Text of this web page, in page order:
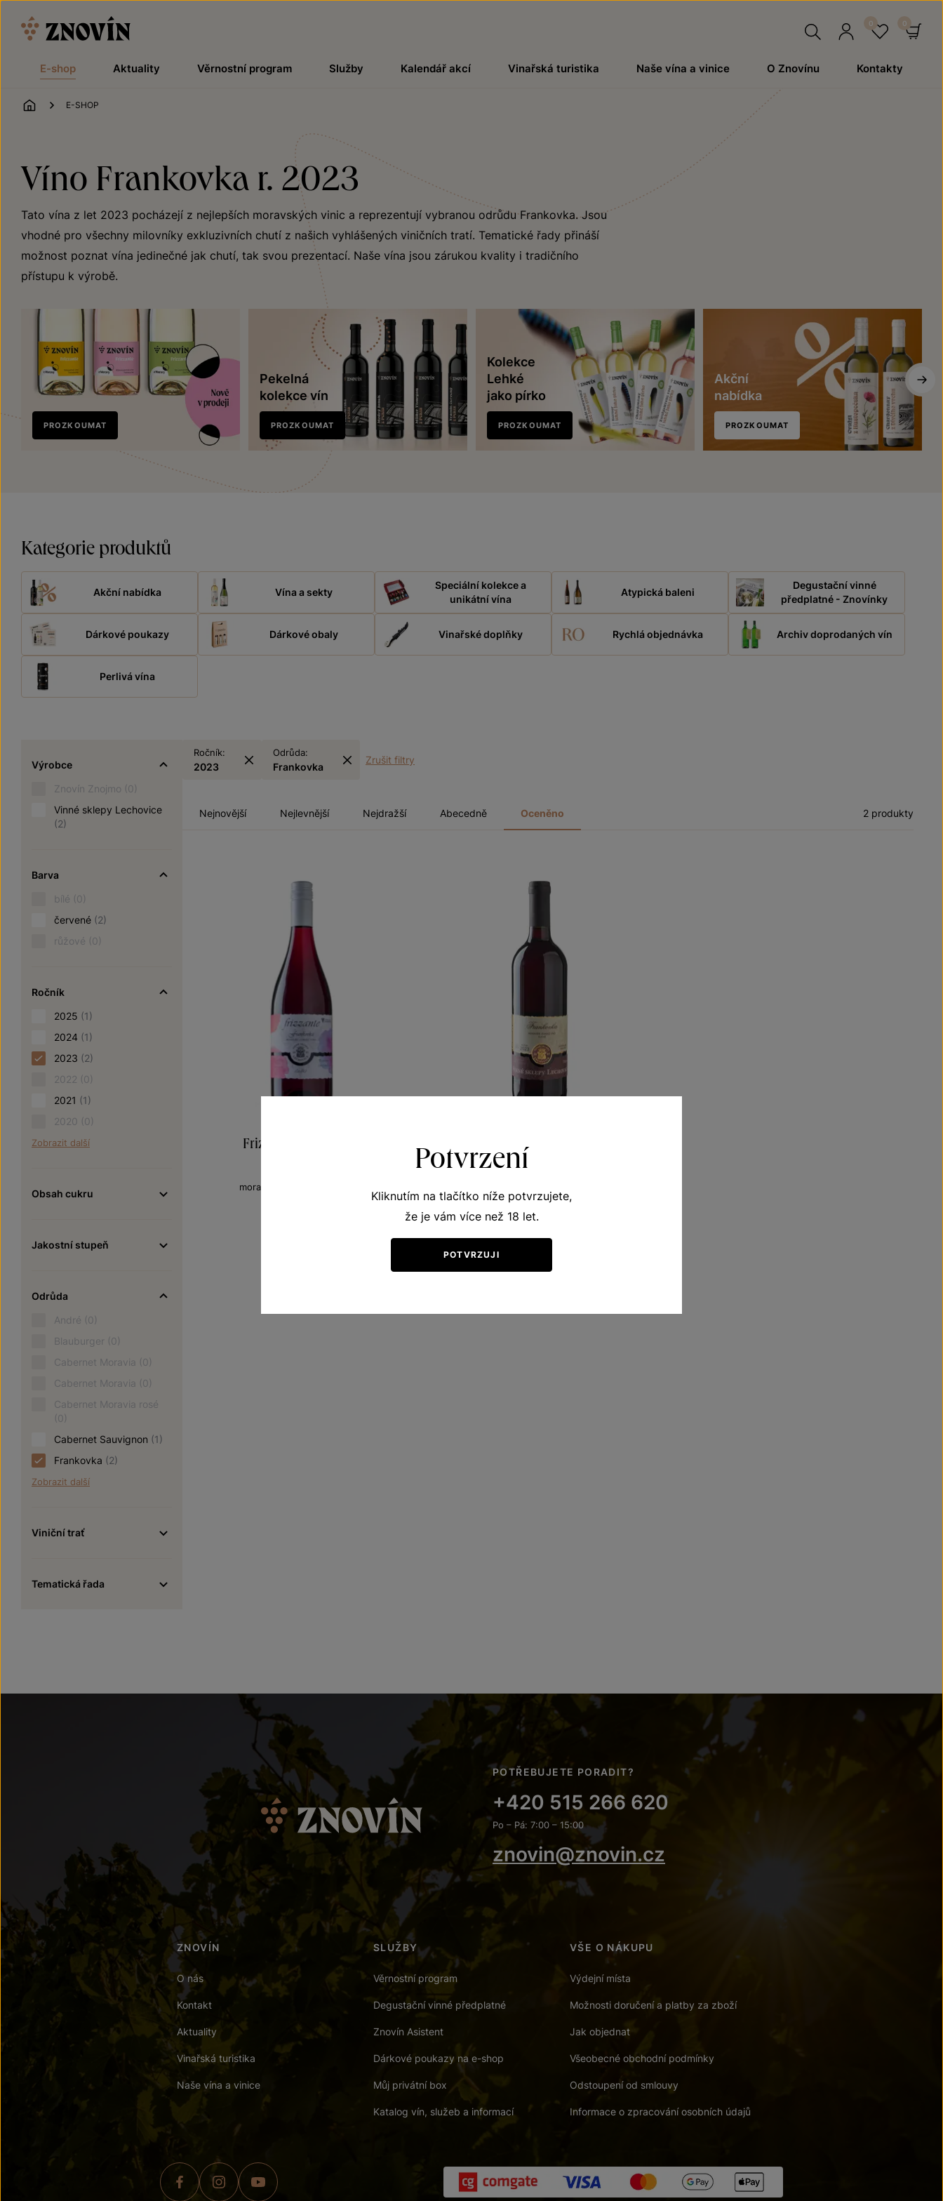
E-shop Aktuality Věrnostní program Služby Kalendář akcí Vinařská turistika Naše vína a vinice O Znovínu Kontakty
ÚVOD
E-SHOP
Víno Frankovka r. 2023
Tato vína z let 2023 pocházejí z nejlepších moravských vinic a reprezentují vybranou odrůdu Frankovka. Jsou
vhodné pro všechny milovníky exkluzivních chutí z našich vyhlášených viničních tratí. Tematické řady přináší
možnost poznat vína jedinečné jak chutí, tak svou prezentací. Naše vína jsou zárukou kvality i tradičního
přístupu k výrobě.
Nově
v prodeji
PROZKOUMAT
Pekelná
kolekce vín
PROZKOUMAT
Kolekce
Lehké
jako pírko
PROZKOUMAT
Akční
nabídka
PROZKOUMAT
Kategorie produktů
Akční nabídka Vína a sekty
Speciální kolekce a
unikátní vína
Atypická baleni
Degustační vinné
předplatné - Znovínky
Dárkové poukazy Dárkové obaly Vinařské doplňky Rychlá objednávka Archiv doprodaných vín
Perlivá vína
Výrobce
Znovín Znojmo (0)
Vinné sklepy Lechovice
(2)
Barva
bílé (0)
červené (2)
růžové (0)
Ročník
2025 (1)
2024 (1)
2023 (2)
2022 (0)
2021 (1)
2020 (0)
Zobrazit další
Obsah cukru
Jakostní stupeň
Odrůda
André (0)
Blauburger (0)
Cabernet Moravia (0)
Cabernet Moravia (0)
Cabernet Moravia rosé
(0)
Cabernet Sauvignon (1)
Frankovka (2)
Zobrazit další
Viniční trať
Tematická řada
Ročník:
2023
Odrůda:
Frankovka
Zrušit filtry
Nejnovější Nejlevnější Nejdražší Abecedně Oceněno 2 produkty
Frizzante Frankovka
moravské zemské víno 2023
Frankovka
Zemská vína z VS Lechovice
Šarže 2334
120
POTŘEBUJETE PORADIT?
+420 515 266 620
Po – Pá: 7:00 – 15:00
znovin@znovin.cz
ZNOVÍN
O nás
Kontakt
Aktuality
Vinařská turistika
Naše vína a vinice
SLUŽBY
Věrnostní program
Degustační vinné předplatné
Znovín Asistent
Dárkové poukazy na e-shop
Můj privátní box
Katalog vín, služeb a informací
VŠE O NÁKUPU
Výdejní místa
Možnosti doručení a platby za zboží
Jak objednat
Všeobecné obchodní podmínky
Odstoupení od smlouvy
Informace o zpracování osobních údajů
Potvrzení
Kliknutím na tlačítko níže potvrzujete,
že je vám více než 18 let.
POTVRZUJI